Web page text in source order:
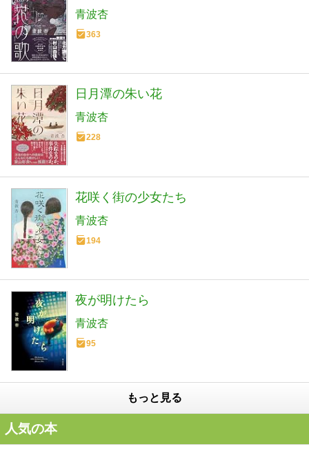
青波杏
363
日月潭の朱い花
青波杏
228
花咲く街の少女たち
青波杏
194
夜が明けたら
青波杏
95
もっと見る
人気の本